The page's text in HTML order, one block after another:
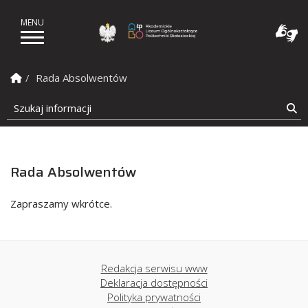
Strona Główna
Rada Absolwentów
Szukaj informacji
Rada Absolwentów
Zapraszamy wkrótce.
Redakcja serwisu www
Deklaracja dostępności
Polityka prywatności